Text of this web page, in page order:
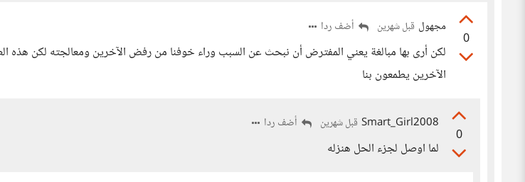
0
مجهول قبل شهرين أضف ردا
لكن أرى بها مبالغة يعني المفترض أن نبحث عن السبب وراء خوفنا من رفض الآخرين ومعالجته لكن هذه
الآخرين يطمعون بنا
0
Smart_Girl2008 قبل شهرين أضف ردا
لما اوصل لجزء الحل هنزله